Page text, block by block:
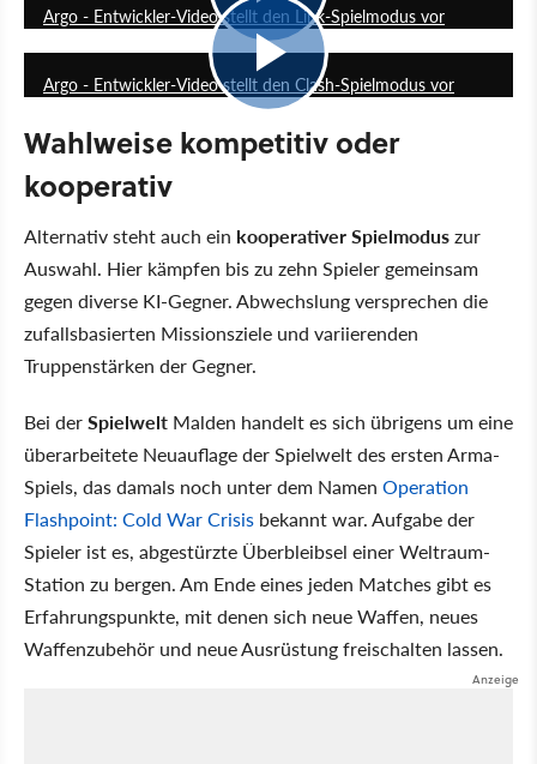
Argo - Entwickler-Video stellt den Link-Spielmodus vor
2:22
Argo - Entwickler-Video stellt den Clash-Spielmodus vor
Wahlweise kompetitiv oder
kooperativ
Alternativ steht auch ein kooperativer Spielmoduszur
Auswahl. Hier kämpfen bis zu zehn Spieler gemeinsam
gegen diverse KI-Gegner. Abwechslung versprechen die
zufallsbasierten Missionsziele und variierenden
Truppenstärken der Gegner.
Bei derSpielwelt Malden handelt es sich übrigens um eine
überarbeitete Neuauflage der Spielwelt des ersten Arma-
Spiels, das damals noch unter dem Namen Operation
Flashpoint: Cold War Crisis bekannt war. Aufgabe der
Spieler ist es, abgestürzte Überbleibsel einer Weltraum-
Station zu bergen. Am Ende eines jeden Matches gibt es
Erfahrungspunkte, mit denen sich neue Waffen, neues
Waffenzubehör und neue Ausrüstung freischalten lassen.